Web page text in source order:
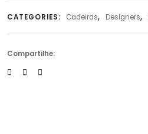
CATEGORIES: Cadeiras, Designers,
Compartilhe: